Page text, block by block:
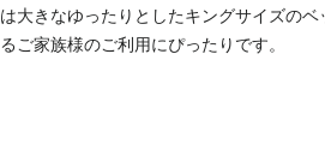
大きなゆったりとしたキングサイズの
ご家族様のご利用にぴったりです。